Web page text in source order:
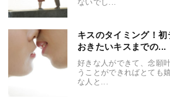
ないでし...
キスのタイミング！
おきたいキスまでの...
好きな人ができて、念願
うことができればとても
な人と...